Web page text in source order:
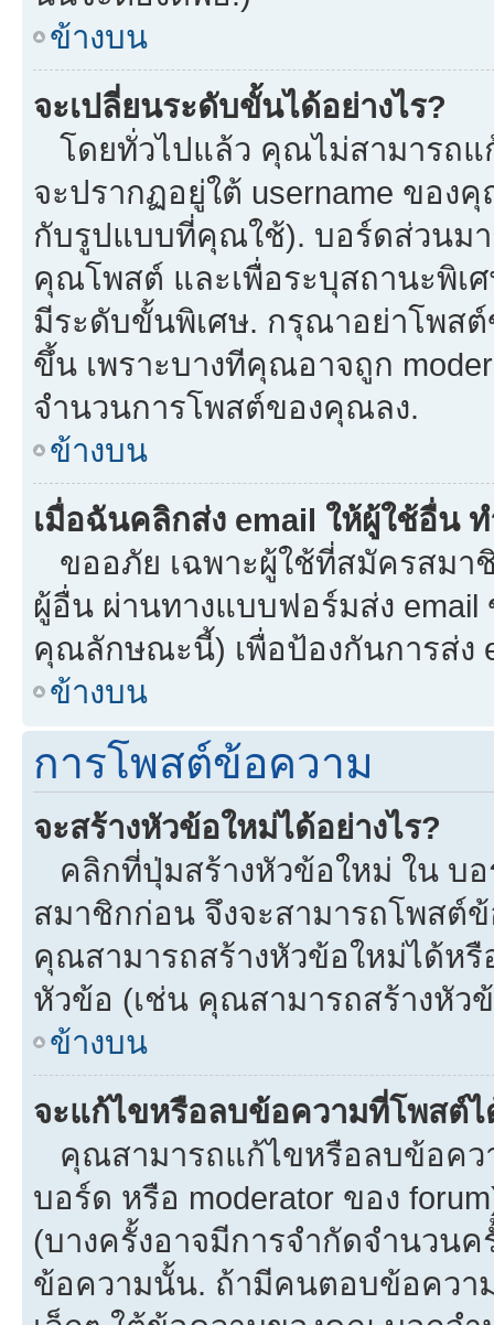
ข้างบน
จะเปลี่ยนระดับขั้นได้อย่างไร?
โดยทั่วไปแล้ว คุณไม่สามารถ
จะปรากฏอยู่ใต้ username ขอ
กับรูปแบบที่คุณใช้). บอร์ดส่วนม
คุณโพสต์ และเพื่อระบุสถานะพิเศ
มีระดับขั้นพิเศษ. กรุณาอย่าโพส
ขึ้น เพราะบางทีคุณอาจถูก
จำนวนการโพสต์ของคุณลง.
ข้างบน
เมื่อฉันคลิกส่ง email ให้ผู้ใช้อื่น
ขออภัย เฉพาะผู้ใช้ที่สมัครสมา
ผู้อื่น ผ่านทางแบบฟอร์มส่ง
คุณลักษณะนี้) เพื่อป้องกันการส่ง
ข้างบน
การโพสต์ข้อความ
จะสร้างหัวข้อใหม่ได้อย่างไร?
คลิกที่ปุ่มสร้างหัวข้อใหม่ ใน บ
สมาชิกก่อน จึงจะสามารถโพสต์
คุณสามารถสร้างหัวข้อใหม่ได้ห
หัวข้อ (เช่น คุณสามารถสร้างหั
ข้างบน
จะแก้ไขหรือลบข้อความที่โพสต์ไ
คุณสามารถแก้ไขหรือลบข้อคว
บอร์ด หรือ moderator ของ
(บางครั้งอาจมีการจำกัดจำนวน
ข้อความนั้น. ถ้ามีคนตอบข้อคว